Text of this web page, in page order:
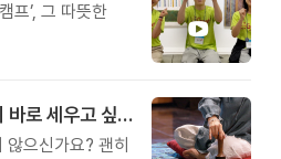
프’, 그 따뜻한
지금, 내 안의 흐름을 다시 바로 세우고 싶다면
으신가요? 괜히